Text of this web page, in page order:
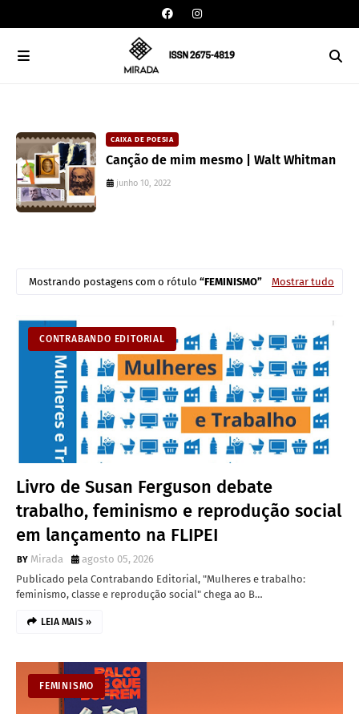
CAIXA DE POESIA
Canção de mim mesmo | Walt Whitman
junho 10, 2022
Mostrando postagens com o rótulo FEMINISMO Mostrar tudo
CONTRABANDO EDITORIAL
Livro de Susan Ferguson debate
trabalho, feminismo e reprodução social
em lançamento na FLIPEI
Mirada
agosto 05, 2026
Publicado pela Contrabando Editorial, "Mulheres e trabalho:
feminismo, classe e reprodução social" chega ao B…
LEIA MAIS »
FEMINISMO